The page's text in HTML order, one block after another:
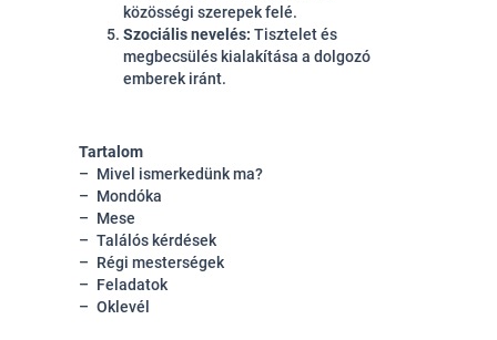
közösségi szerepek felé.
Szociális nevelés: Tisztelet és
megbecsülés kialakítása a dolgozó
emberek iránt.
Tartalom
Mivel ismerkedünk ma?
Mondóka
Mese
Találós kérdések
Régi mesterségek
Feladatok
Oklevél